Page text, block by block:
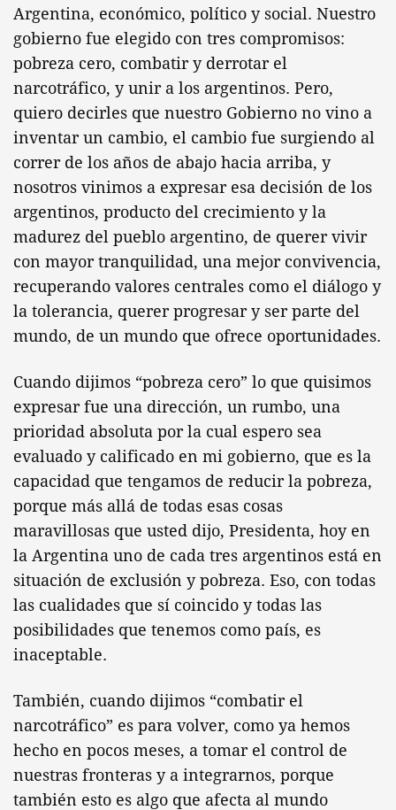
Argentina, económico, político y social. Nuestro
gobierno fue elegido con tres compromisos:
pobreza cero, combatir y derrotar el
narcotráfico, y unir a los argentinos. Pero,
quiero decirles que nuestro Gobierno no vino a
inventar un cambio, el cambio fue surgiendo al
correr de los años de abajo hacia arriba, y
nosotros vinimos a expresar esa decisión de los
argentinos, producto del crecimiento y la
madurez del pueblo argentino, de querer vivir
con mayor tranquilidad, una mejor convivencia,
recuperando valores centrales como el diálogo y
la tolerancia, querer progresar y ser parte del
mundo, de un mundo que ofrece oportunidades.
Cuando dijimos “pobreza cero” lo que quisimos
expresar fue una dirección, un rumbo, una
prioridad absoluta por la cual espero sea
evaluado y calificado en mi gobierno, que es la
capacidad que tengamos de reducir la pobreza,
porque más allá de todas esas cosas
maravillosas que usted dijo, Presidenta, hoy en
la Argentina uno de cada tres argentinos está en
situación de exclusión y pobreza. Eso, con todas
las cualidades que sí coincido y todas las
posibilidades que tenemos como país, es
inaceptable.
También, cuando dijimos “combatir el
narcotráfico” es para volver, como ya hemos
hecho en pocos meses, a tomar el control de
nuestras fronteras y a integrarnos, porque
también esto es algo que afecta al mundo